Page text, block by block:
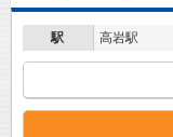
駅 高岩駅